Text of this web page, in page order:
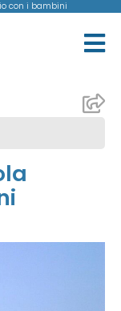
con i bambini